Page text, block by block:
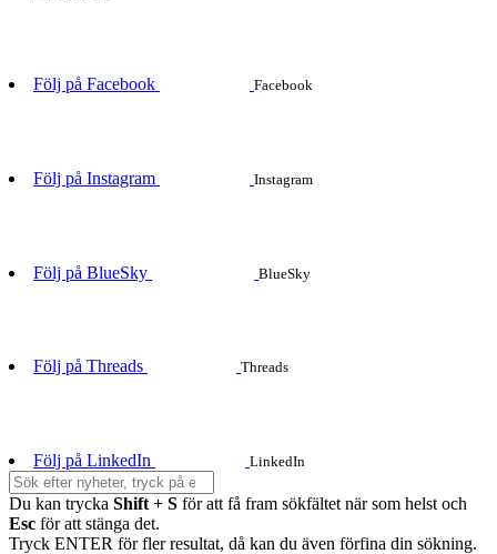
Följ på Facebook Facebook
Följ på Instagram Instagram
Följ på BlueSky BlueSky
Följ på Threads Threads
Följ på LinkedIn LinkedIn
Du kan trycka Shift + S för att få fram sökfältet när som helst och
Esc för att stänga det.
Tryck ENTER för fler resultat, då kan du även förfina din sökning.